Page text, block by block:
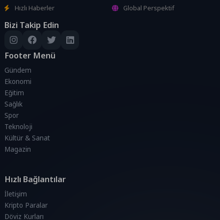
Hızlı Haberler
Global Perspektif
Bizi Takip Edin
Footer Menü
Gündem
Ekonomi
Eğitim
Sağlık
Spor
Teknoloji
Kültür & Sanat
Magazin
Hızlı Bağlantılar
İletişim
Kripto Paralar
Döviz Kurları